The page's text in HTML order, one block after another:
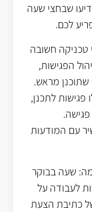
שבחצי שעה
לכם.
טכניקה חשובה
הפגישות,
שתוכנן מראש.
לתכנן,
עם המודעות
שעה בבוקר
לעבודה על
כתיבת הצעת